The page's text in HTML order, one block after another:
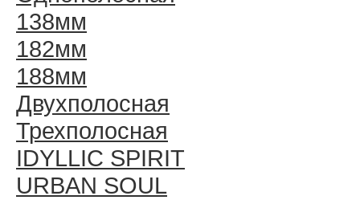
138мм
182мм
188мм
Двухполосная
Трехполосная
IDYLLIC SPIRIT
URBAN SOUL